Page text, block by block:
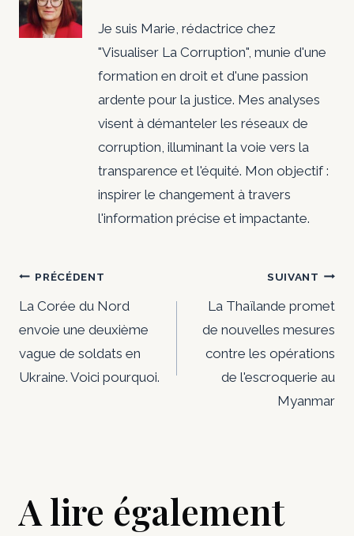
Je suis Marie, rédactrice chez
"Visualiser La Corruption", munie d'une
formation en droit et d'une passion
ardente pour la justice. Mes analyses
visent à démanteler les réseaux de
corruption, illuminant la voie vers la
transparence et l'équité. Mon objectif :
inspirer le changement à travers
l'information précise et impactante.
Navigation
de
l’article
PRÉCÉDENT
La Corée du Nord
envoie une deuxième
vague de soldats en
Ukraine. Voici pourquoi.
SUIVANT
La Thaïlande promet
de nouvelles mesures
contre les opérations
de l'escroquerie au
Myanmar
A lire également